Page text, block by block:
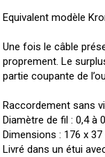
Equivalent modèle
Une fois le câble
proprement. Le
partie coupante de
Raccordement sans
Diamètre de fil : 0,4 à
Dimensions : 176 x
Livré dans un étui